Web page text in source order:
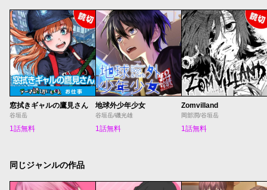
窓拭きギャルの鷹見さん
谷垣岳
1話無料
地球外少年少女
谷垣岳/磯光雄
1話無料
Zomvilland
岡部潤/谷垣岳
1話無料
同じジャンルの作品